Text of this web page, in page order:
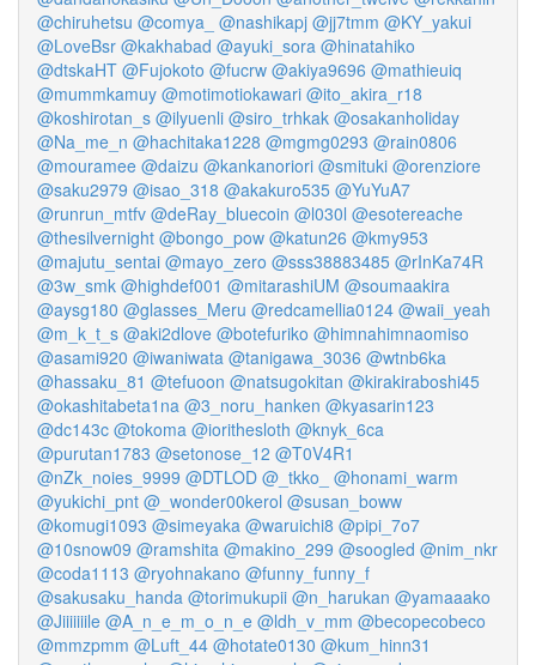
@chiruhetsu @comya_ @nashikapj @jj7tmm @KY_yakui
@LoveBsr @kakhabad @ayuki_sora @hinatahiko
@dtskaHT @Fujokoto @fucrw @akiya9696 @mathieuiq
@mummkamuy @motimotiokawari @ito_akira_r18
@koshirotan_s @ilyuenli @siro_trhkak @osakanholiday
@Na_me_n @hachitaka1228 @mgmg0293 @rain0806
@mouramee @daizu @kankanoriori @smituki @orenziore
@saku2979 @isao_318 @akakuro535 @YuYuA7
@runrun_mtfv @deRay_bluecoin @l030l @esotereache
@thesilvernight @bongo_pow @katun26 @kmy953
@majutu_sentai @mayo_zero @sss38883485 @rInKa74R
@3w_smk @highdef001 @mitarashiUM @soumaakira
@aysg180 @glasses_Meru @redcamellia0124 @waii_yeah
@m_k_t_s @aki2dlove @botefuriko @himnahimnaomiso
@asami920 @iwaniwata @tanigawa_3036 @wtnb6ka
@hassaku_81 @tefuoon @natsugokitan @kirakiraboshi45
@okashitabeta1na @3_noru_hanken @kyasarin123
@dc143c @tokoma @iorithesloth @knyk_6ca
@purutan1783 @setonose_12 @T0V4R1
@nZk_noies_9999 @DTLOD @_tkko_
@honami_warm
@yukichi_pnt @_wonder00kerol @susan_boww
@komugi1093 @simeyaka @waruichi8 @pipi_7o7
@10snow09 @ramshita @makino_299 @soogled @nim_nkr
@coda1113 @ryohnakano @funny_funny_f
@sakusaku_handa @torimukupii @n_harukan @yamaaako
@Jiiiiiiile @A_n_e_m_o_n_e @ldh_v_mm @becopecobeco
@mmzpmm @Luft_44 @hotate0130 @kum_hinn31